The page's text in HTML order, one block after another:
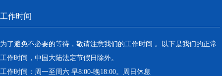
工作时间
为了避免不必要的等待，敬请注意我们的工作时间 。以下是我们的正常
工作时间，中国大陆法定节假日除外。
工作时间：周一至周六 早8:00-晚18:00。周日休息